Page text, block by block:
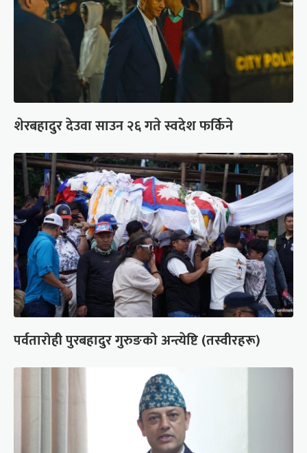
शेरबहादुर देउवा साउन २६ गते स्वदेश फर्किने
पर्वतारोही पुरबहादुर गुरुङको अन्त्येष्टि (तस्वीरहरू)